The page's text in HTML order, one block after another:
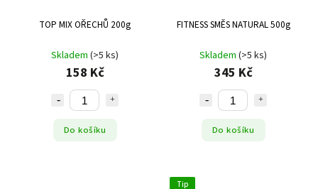
TOP MIX OŘECHŮ 200g
Skladem (>5 ks)
158 Kč
Do košíku
FITNESS SMĚS NATURAL 500g
Skladem (>5 ks)
345 Kč
Do košíku
Tip